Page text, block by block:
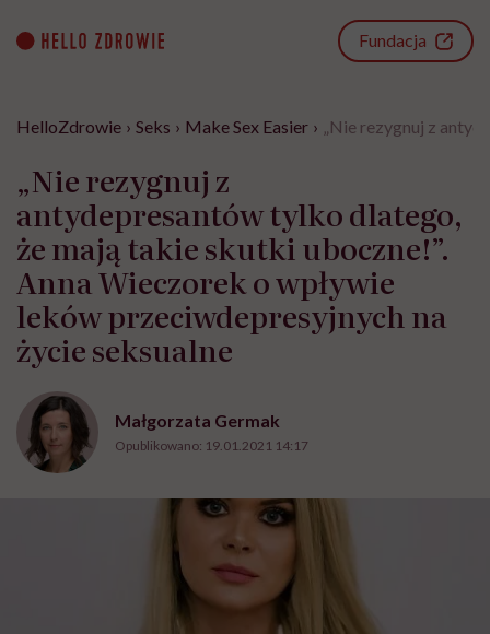
content
Fundacja
HelloZdrowie › Seks › Make Sex Easier › „Nie rezygnuj z
„Nie rezygnuj z
antydepresantów tylko dlatego,
że mają takie skutki uboczne!”.
Anna Wieczorek o wpływie
leków przeciwdepresyjnych na
życie seksualne
Małgorzata Germak
Opublikowano: 19.01.2021 14:17